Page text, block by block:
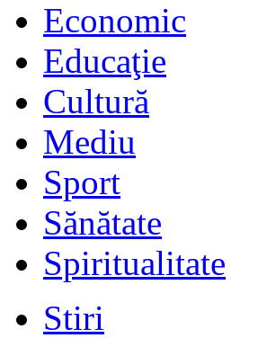
Economic
Educaţie
Cultură
Mediu
Sport
Sănătate
Spiritualitate
Stiri